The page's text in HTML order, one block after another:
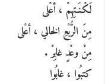
لَكْـنَـتِهِمْ ، أعْلى
مِنَ الرُّبْعِ الخالي ، أعْلى
مِنْ وعْدٍ غابِرْ .
كتبُوا ، غابُوا